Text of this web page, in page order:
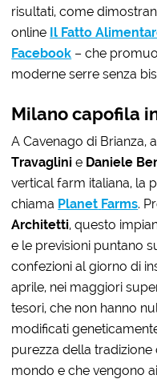
risultati, come
online Il Fatto
Facebook – che
moderne serre senza
Milano capofila
A Cavenago di Brianza,
Travaglini e Daniele
vertical farm italiana, la
chiama Planet Farms.
Architetti, questo
e le previsioni puntano
confezioni al giorno di
aprile, nei maggiori
tesori, che non hanno
modificati
purezza della
mondo e che vengono